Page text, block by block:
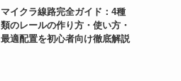
マイクラ線路完全ガイド：4種
類のレールの作り方・使い方・
最適配置を初心者向け徹底解説